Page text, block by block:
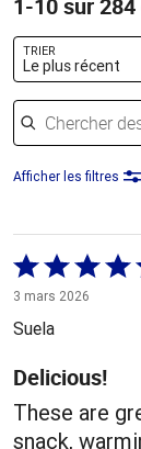
1-10 sur
TRIER
Le plus récent
Chercher des
Afficher les filtres
Coté
5 sur
5
3 mars 2026
Suela
Delicious!
These are
snack,